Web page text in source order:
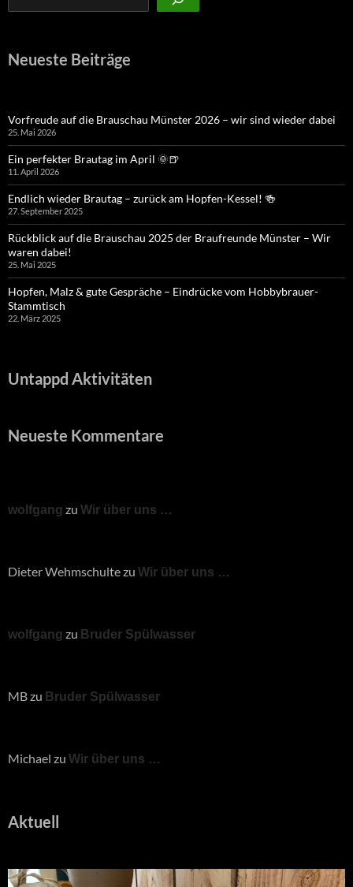
Neueste Beiträge
Vorfreude auf die Brauschau Münster 2026 – wir sind wieder dabei
25. Mai 2026
Ein perfekter Brautag im April 🌞🍺
11. April 2026
Endlich wieder Brautag – zurück am Hopfen-Kessel! 🍻
27. September 2025
Rückblick auf die Brauschau 2025 der Braufreunde Münster – Wir
waren dabei!
25. Mai 2025
Hopfen, Malz & gute Gespräche – Eindrücke vom Hobbybrauer-
Stammtisch
22. März 2025
Untappd Aktivitäten
Neueste Kommentare
wolfgang zu Wir über uns …
Dieter Wehmschultezu Wir über uns …
wolfgang zu Bruder Spülwasser
MBzu Bruder Spülwasser
Michael zu Wir über uns …
Aktuell